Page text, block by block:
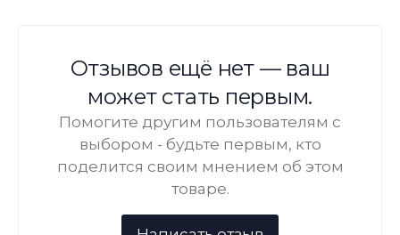
Отзывов ещё нет — ваш
может стать первым.
Помогите другим пользователям с
выбором - будьте первым, кто
поделится своим мнением об этом
товаре.